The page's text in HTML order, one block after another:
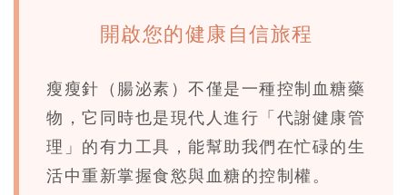
開啟您的健康自信旅程
瘦瘦針（腸泌素）不僅是一種控制血糖藥
物，它同時也是現代人進行 「代謝健康管
理」 的有力工具，能幫助我們在忙碌的生
活中重新掌握食慾與血糖的控制權。